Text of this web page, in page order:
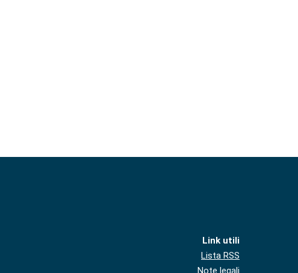
Link utili
Lista RSS
Note legali